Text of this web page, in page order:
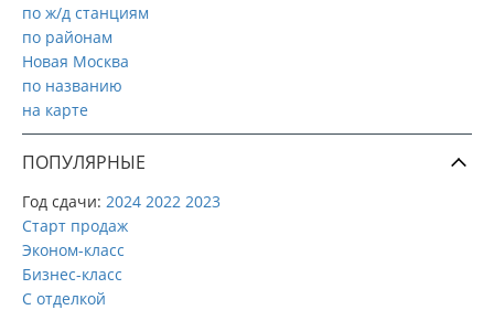
по ж/д станциям
по районам
Новая Москва
по названию
на карте
ПОПУЛЯРНЫЕ
Год сдачи: 2024 2022 2023
Старт продаж
Эконом-класс
Бизнес-класс
С отделкой